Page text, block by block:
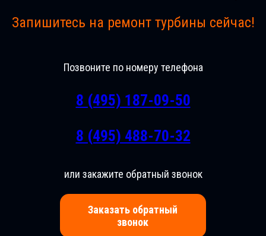
Запишитесь на ремонт турбины сейчас!
Позвоните по номеру телефона
8 (495) 187-09-50
8 (495) 488-70-32
или закажите обратный звонок
Заказать обратный
звонок